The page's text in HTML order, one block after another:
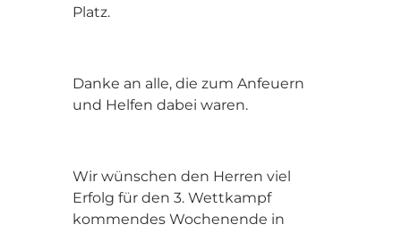
Platz.
Danke an alle, die zum Anfeuern
und Helfen dabei waren.
Wir wünschen den Herren viel
Erfolg für den 3. Wettkampf
kommendes Wochenende in